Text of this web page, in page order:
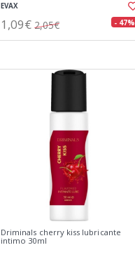
EVAX
1,09€ 2,05€ - 47%
Driminals cherry kiss lubricante
intimo 30ml